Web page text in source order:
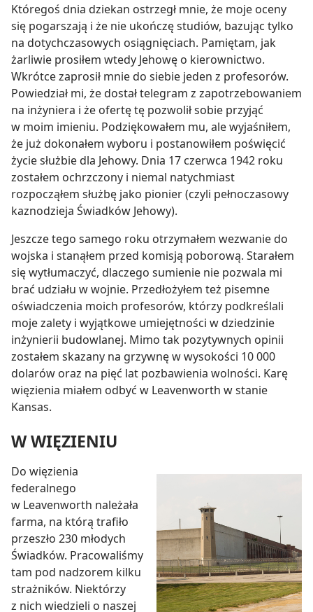
Któregoś dnia dziekan ostrzegł mnie, że moje oceny
się pogarszają i że nie ukończę studiów, bazując tylko
na dotychczasowych osiągnięciach. Pamiętam, jak
żarliwie prosiłem wtedy Jehowę o kierownictwo.
Wkrótce zaprosił mnie do siebie jeden z profesorów.
Powiedział mi, że dostał telegram z zapotrzebowaniem
na inżyniera i że ofertę tę pozwolił sobie przyjąć
w moim imieniu. Podziękowałem mu, ale wyjaśniłem,
że już dokonałem wyboru i postanowiłem poświęcić
życie służbie dla Jehowy. Dnia 17 czerwca 1942 roku
zostałem ochrzczony i niemal natychmiast
rozpocząłem służbę jako pionier (czyli pełnoczasowy
kaznodzieja Świadków Jehowy).
Jeszcze tego samego roku otrzymałem wezwanie do
wojska i stanąłem przed komisją poborową. Starałem
się wytłumaczyć, dlaczego sumienie nie pozwala mi
brać udziału w wojnie. Przedłożyłem też pisemne
oświadczenia moich profesorów, którzy podkreślali
moje zalety i wyjątkowe umiejętności w dziedzinie
inżynierii budowlanej. Mimo tak pozytywnych opinii
zostałem skazany na grzywnę w wysokości 10 000
dolarów oraz na pięć lat pozbawienia wolności. Karę
więzienia miałem odbyć w Leavenworth w stanie
Kansas.
W WIĘZIENIU
Do więzienia
federalnego
w Leavenworth należała
farma, na którą trafiło
przeszło 230 młodych
Świadków. Pracowaliśmy
tam pod nadzorem kilku
strażników. Niektórzy
z nich wiedzieli o naszej